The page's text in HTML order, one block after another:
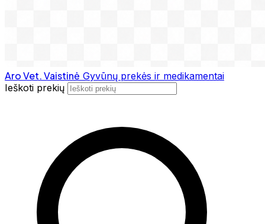
Aro Vet. Vaistinė Gyvūnų prekės ir medikamentai
Ieškoti prekių